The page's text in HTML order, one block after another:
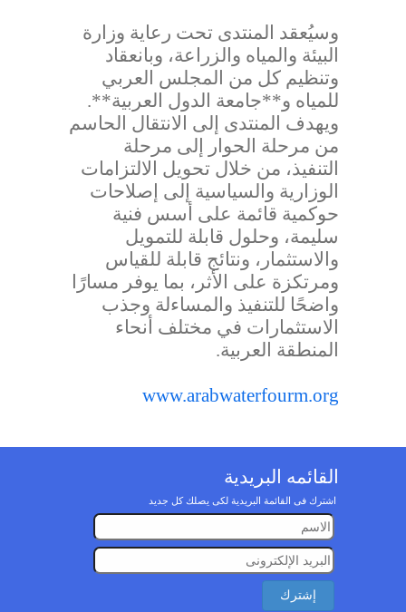
وسيُعقد المنتدى تحت رعاية وزارة
البيئة والمياه والزراعة، وبانعقاد
وتنظيم كل من المجلس العربي
للمياه و**جامعة الدول العربية**.
ويهدف المنتدى إلى الانتقال الحاسم
من مرحلة الحوار إلى مرحلة
التنفيذ، من خلال تحويل الالتزامات
الوزارية والسياسية إلى إصلاحات
حوكمية قائمة على أسس فنية
سليمة، وحلول قابلة للتمويل
والاستثمار، ونتائج قابلة للقياس
ومرتكزة على الأثر، بما يوفر مسارًا
واضحًا للتنفيذ والمساءلة وجذب
الاستثمارات في مختلف أنحاء
المنطقة العربية.
www.arabwaterfourm.org
القائمه البريدية
اشترك فى القائمة البريدية لكى يصلك كل جديد